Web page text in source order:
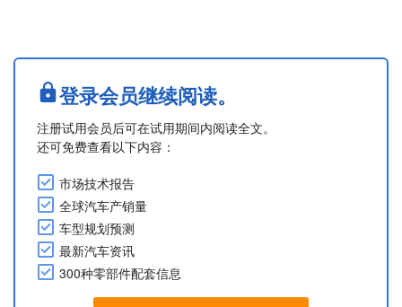
改造工作始于将管材弯曲加工区迁移至底盘工厂。通过根据
管材尺寸将生产工序划分为两个区域，既提高了空间利用
率，也建成了更符合人体工程学的作业工位。同时，为实现
更顺畅的工作流程，进气口区域也进行了重新布局。
登录会员继续阅读。
注册试用会员后可在试用期间内阅读全文。
还可免费查看以下内容：
市场技术报告
全球汽车产销量
车型规划预测
最新汽车资讯
300种零部件配套信息